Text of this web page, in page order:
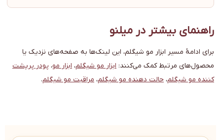
راهنمای بیشتر در میلنو
برای ادامهٔ مسیر ابزار مو شیگلم، این لینک‌ها به صفحه‌های نزدیک یا
محصول‌های مرتبط کمک می‌کنند: ابزار مو شیگلم، ابزار مو، پودر پرپشت
کننده مو شیگلم، حالت دهنده مو شیگلم، مراقبت مو شیگلم.